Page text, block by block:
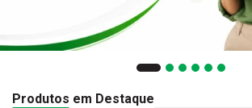
Produtos em Destaque